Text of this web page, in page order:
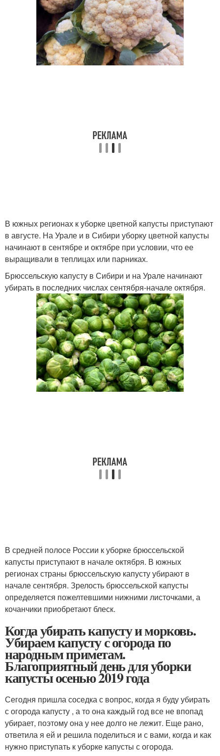
В южных регионах к уборке цветной капусты приступают
в августе. На Урале и в Сибири уборку цветной капусты
начинают в сентябре и октябре при условии, что ее
выращивали в теплицах или парниках.
Брюссельскую капусту в Сибири и на Урале начинают
убирать в последних числах сентября-начале октября.
В средней полосе России к уборке брюссельской
капусты приступают в начале октября. В южных
регионах страны брюссельскую капусту убирают в
начале сентября. Зрелость брюссельской капусты
определяется пожелтевшими нижними листочками, а
кочанчики приобретают блеск.
Когда убирать капусту и морковь.
Убираем капусту с огорода по
народным приметам.
Благоприятный день для уборки
капусты осенью 2019 года
Сегодня пришла соседка с вопрос, когда я буду убирать
с огорода капусту , а то она каждый год все не впопад
убирает, поэтому она у нее долго не лежит. Еще рано,
ответила я ей и решила поделиться и с вами, когда и как
нужно приступать к уборке капусты с огорода.